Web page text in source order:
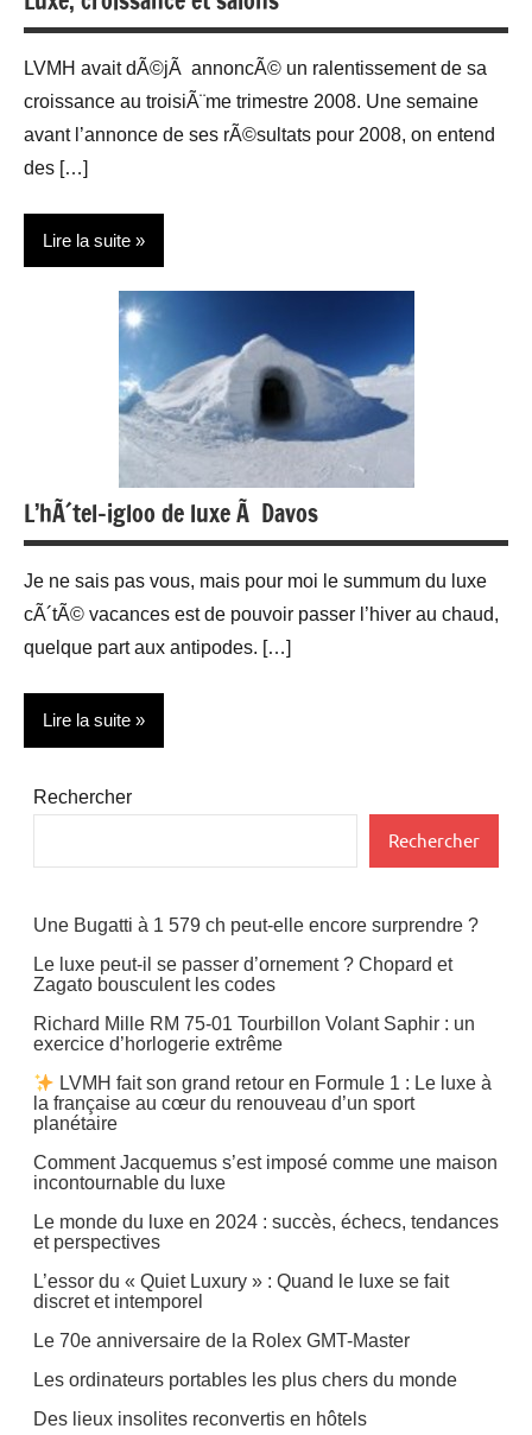
LVMH avait dÃ©jÃ annoncÃ© un ralentissement de sa
croissance au troisiÃ¨me trimestre 2008. Une semaine
avant l’annonce de ses rÃ©sultats pour 2008, on entend
des […]
Lire la suite
L’hÃ´tel-igloo de luxe Ã Davos
Je ne sais pas vous, mais pour moi le summum du luxe
cÃ´tÃ© vacances est de pouvoir passer l’hiver au chaud,
quelque part aux antipodes. […]
Lire la suite
Hotels
Rechercher
Rechercher
Une Bugatti à 1 579 ch peut-elle encore surprendre ?
Le luxe peut-il se passer d’ornement ? Chopard et
Zagato bousculent les codes
Richard Mille RM 75-01 Tourbillon Volant Saphir : un
exercice d’horlogerie extrême
LVMH fait son grand retour en Formule 1 : Le luxe à
la française au cœur du renouveau d’un sport
planétaire
Comment Jacquemus s’est imposé comme une maison
incontournable du luxe
Le monde du luxe en 2024 : succès, échecs, tendances
et perspectives
L’essor du « Quiet Luxury » : Quand le luxe se fait
discret et intemporel
Le 70e anniversaire de la Rolex GMT-Master
Les ordinateurs portables les plus chers du monde
Des lieux insolites reconvertis en hôtels